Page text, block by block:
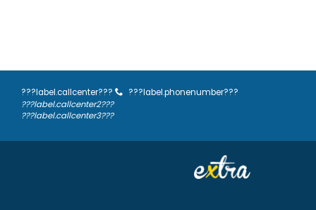
???label.callcenter???
???label.phonenumber???
???label.callcenter2???
???label.callcenter3???